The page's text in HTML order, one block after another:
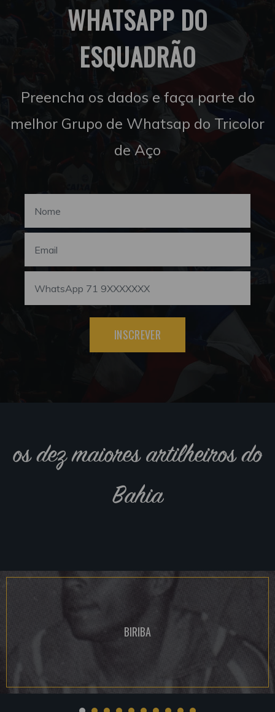
WHATSAPP DO
ESQUADRÃO
Preencha os dados e faça parte do
melhor Grupo de Whatsap do Tricolor
de Aço
INSCREVER
os dez maiores artilheiros do
Bahia
BIRIBA